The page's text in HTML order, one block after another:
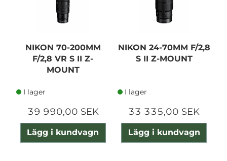
NIKON 70-200MM
F/2,8 VR S II Z-
MOUNT
I lager
39 990,00 SEK
Lägg i kundvagn
NIKON 24-70MM F/2,8
S II Z-MOUNT
I lager
33 335,00 SEK
Lägg i kundvagn